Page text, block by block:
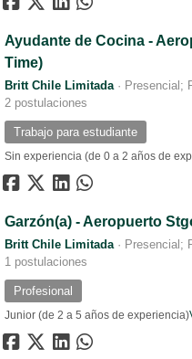
Ayudante de Cocina -
Time)
Britt Chile Limitada · Presencial;
2 postulaciones
Trabajo para estudiante
Sin experiencia (de 0 a 2 años de
Garzón(a) - Aeropuerto
Britt Chile Limitada · Presencial;
1 postulaciones
Profesional
Junior (de 2 a 5 años de experiencia)